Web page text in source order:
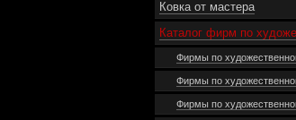
Ковка от мастера
Каталог фирм по
Фирмы по
Фирмы по
Фирмы по